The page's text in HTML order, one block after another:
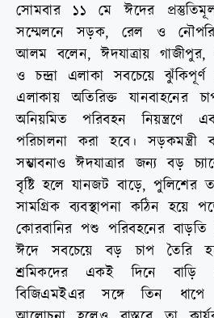
সোমবার ১১ মে ঈদের
সম্মেলনে সড়ক, রেল ও
আলম বলেন, ঈদযাত্রায় গাজীপুর,
ও চন্দ্রা এলাকা সবচেয়ে ঝুঁকিপূর্ণ
এলাকায় অতিরিক্ত যানবাহনের
অনিয়মিত পরিবহন নিয়ন্ত্রণে
পরিচালনা করা হবে। সড়কমন্ত্রী
সম্ভাবনাও ঈদযাত্রার জন্য বড়
বৃষ্টি হলে যানজট বাড়ে, পুলিশের
সামগ্রিক ব্যবস্থাপনা কঠিন হয়ে
কোরবানির পশু পরিবহনের
ঈদে সবচেয়ে বড় চাপ তৈরি
শ্রমিকদের একই দিনে বাড়ি
বিজিএমইএর সঙ্গে তিন